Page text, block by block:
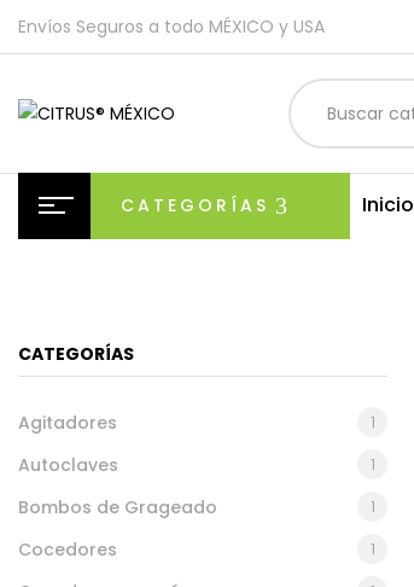
Envíos Seguros a todo MÉXICO y USA
CATEGORÍAS Inicio
CATEGORÍAS
Agitadores 1
Autoclaves 1
Bombos de Grageado 1
Cocedores 1